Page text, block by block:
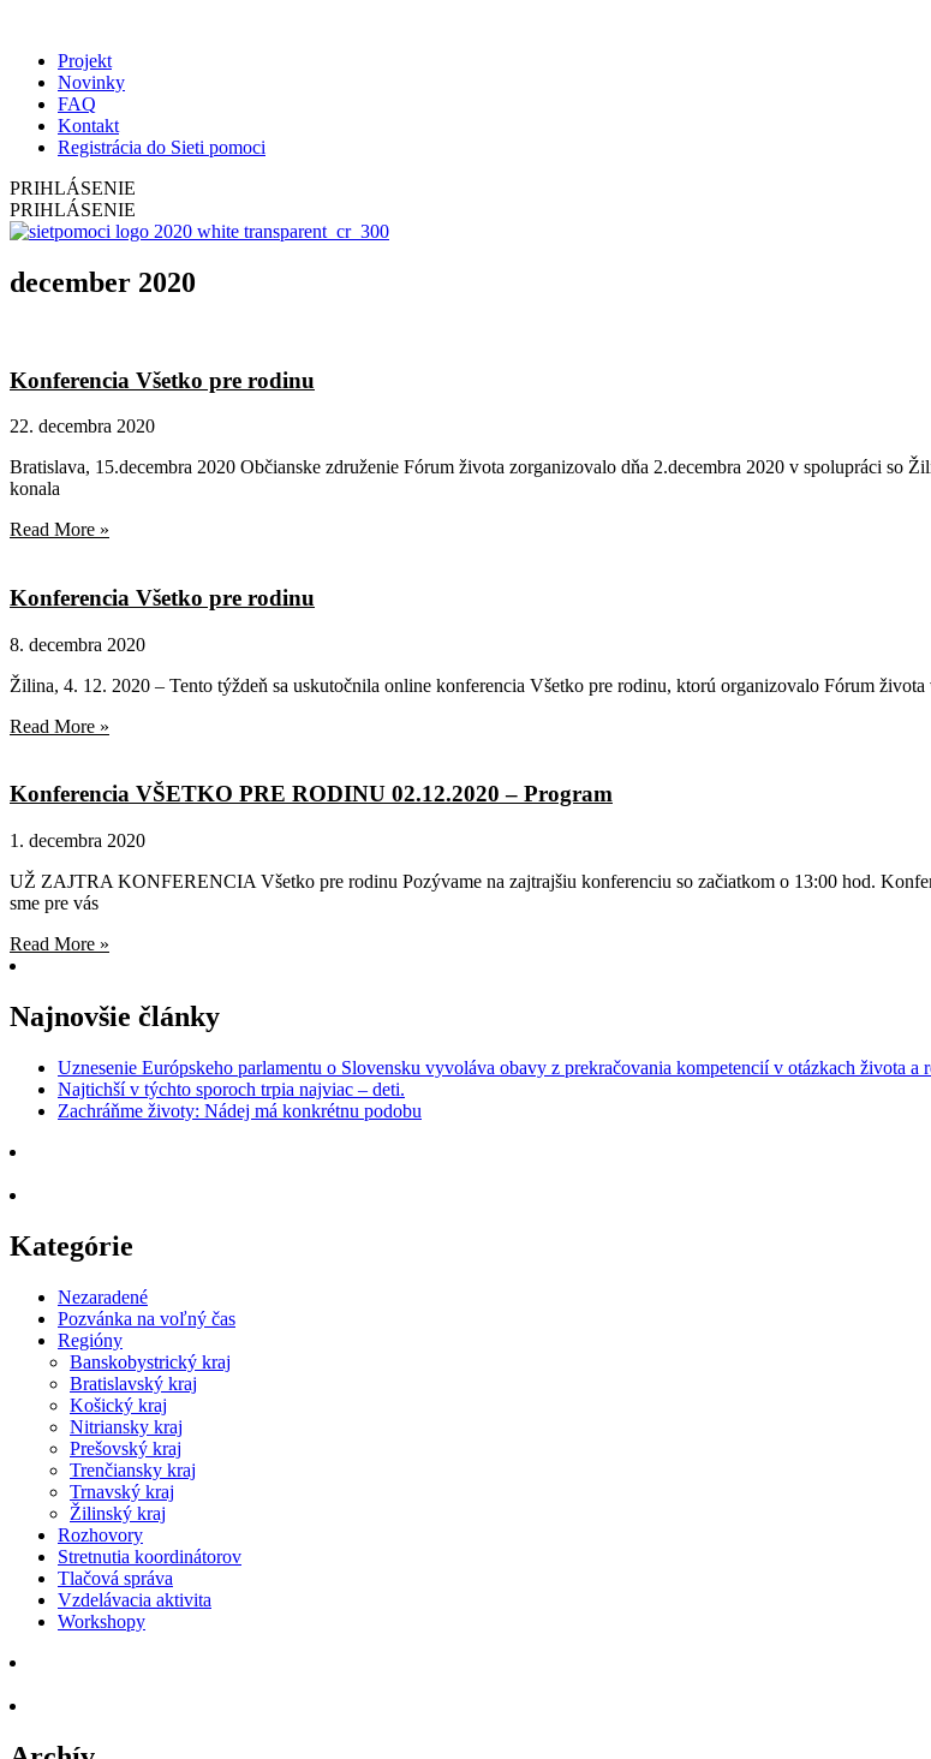
Projekt
Novinky
FAQ
Kontakt
Registrácia do Sieti pomoci
PRIHLÁSENIE
PRIHLÁSENIE
december 2020
Konferencia Všetko pre rodinu
22. decembra 2020
Bratislava, 15.decembra 2020 Občianske združenie Fórum života zorganizovalo dňa 2.decembra 2020 v spolupráci so
konala
Read More »
Konferencia Všetko pre rodinu
8. decembra 2020
Žilina, 4. 12. 2020 – Tento týždeň sa uskutočnila online konferencia Všetko pre rodinu, ktorú organizovalo Fórum
Read More »
Konferencia VŠETKO PRE RODINU 02.12.2020 – Program
1. decembra 2020
UŽ ZAJTRA KONFERENCIA Všetko pre rodinu Pozývame na zajtrajšiu konferenciu so začiatkom o 13:00 hod.
sme pre vás
Read More »
Najnovšie články
Uznesenie Európskeho parlamentu o Slovensku vyvoláva obavy z prekračovania kompetencií v otázkach života a
Najtichší v týchto sporoch trpia najviac – deti.
Zachráňme životy: Nádej má konkrétnu podobu
Kategórie
Nezaradené
Pozvánka na voľný čas
Regióny
Banskobystrický kraj
Bratislavský kraj
Košický kraj
Nitriansky kraj
Prešovský kraj
Trenčiansky kraj
Trnavský kraj
Žilinský kraj
Rozhovory
Stretnutia koordinátorov
Tlačová správa
Vzdelávacia aktivita
Workshopy